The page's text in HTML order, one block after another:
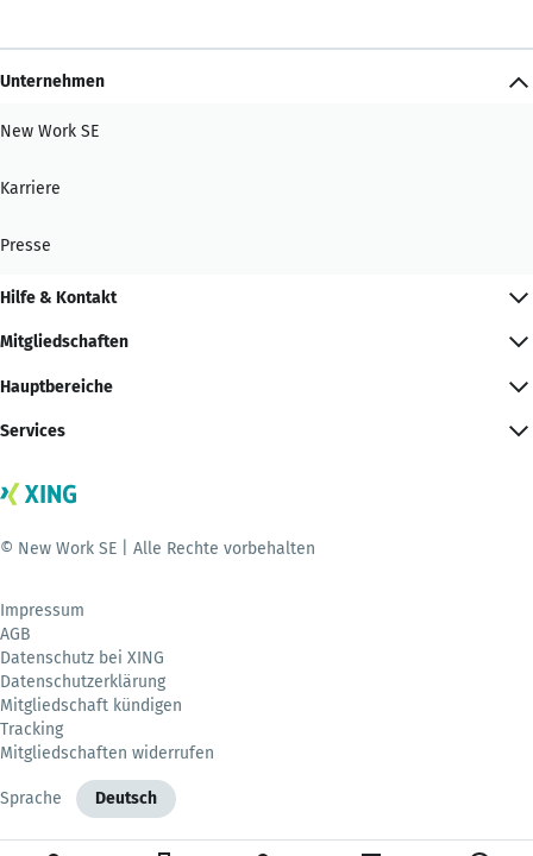
Unternehmen
New Work SE
Karriere
Presse
Hilfe & Kontakt
Mitgliedschaften
Hauptbereiche
Services
© New Work SE | Alle Rechte vorbehalten
Impressum
AGB
Datenschutz bei XING
Datenschutzerklärung
Mitgliedschaft kündigen
Tracking
Mitgliedschaften widerrufen
Sprache Deutsch